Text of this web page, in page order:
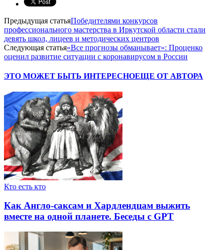
Предыдущая статьяПобедителями конкурсов
профессионального мастерства в Иркутской области стали
девять школ, лицеев и методических центров
Следующая статья«Все прогнозы обманывает»: Проценко
оценил развитие ситуации с коронавирусом в России
ЭТО МОЖЕТ БЫТЬ ИНТЕРЕСНОЕЩЕ ОТ АВТОРА
Кто есть кто
Как Англо-саксам и Хардлендцам выжить
вместе на одной планете. Беседы с GPT